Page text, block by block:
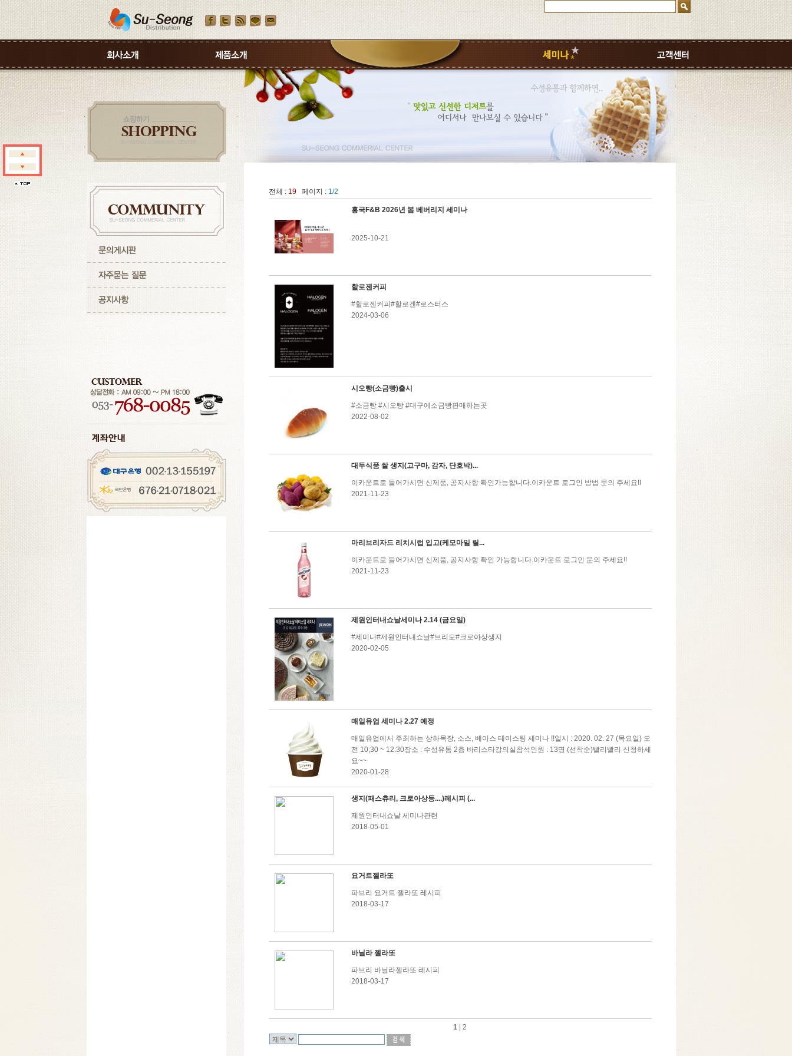
전체 : 19 페이지 : 1/2
흥국F&B 2026년 봄 베버리지 세미나
2025-10-21
할로젠커피
#할로젠커피#할로겐#로스터스
2024-03-06
시오빵(소금빵)출시
#소금빵 #시오빵 #대구에소금빵판매하는곳
2022-08-02
대두식품 쌀 생지(고구마, 감자, 단호박)...
이카운트로 들어가시면 신제품, 공지사항 확인가능합니다.이카운트 로그인 방법 문의 주세요!!
2021-11-23
마리브리자드 리치시럽 입고(케모마일 릴...
이카운트로 들어가시면 신제품, 공지사항 확인 가능합니다.이카운트 로그인 문의 주세요!!
2021-11-23
제원인터내쇼날세미나 2.14 (금요일)
#세미나#제원인터내쇼날#브리도#크로아상생지
2020-02-05
매일유업 세미나 2.27 예정
매일유업에서 주최하는 상하목장, 소스, 베이스 테이스팅 세미나 !!일시 : 2020. 02. 27 (목요일) 오
전 10;30 ~ 12:30장소 : 수성유통 2층 바리스타강의실참석인원 : 13명 (선착순)빨리빨리 신청하세
요~~
2020-01-28
생지(패스츄리, 크로아상등....)레시피 (...
제원인터내쇼날 세미나관련
2018-05-01
요거트젤라또
파브리 요거트 젤라또 레시피
2018-03-17
바닐라 젤라또
파브리 바닐라젤라또 레시피
2018-03-17
1 2